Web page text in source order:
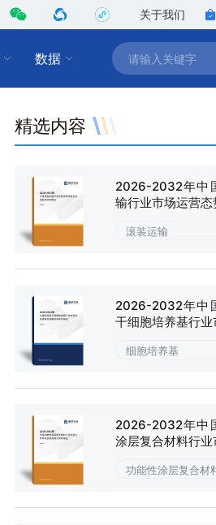
关于我们
数据
精选内容
2026-2032年中
输行业市场运营态
滚装运输
2026-2032年中
干细胞培养基行业
细胞培养基
2026-2032年中
涂层复合材料行业
功能性涂层复合材